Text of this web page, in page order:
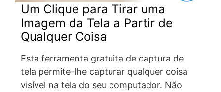
Um Clique para Tirar uma
Imagem da Tela a Partir de
Qualquer Coisa
Esta ferramenta gratuita de captura de
tela permite-lhe capturar qualquer coisa
visível na tela do seu computador. Não